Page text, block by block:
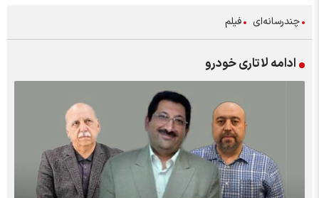
چندرسانه‌ای فیلم
ادامه لاتاری خودرو